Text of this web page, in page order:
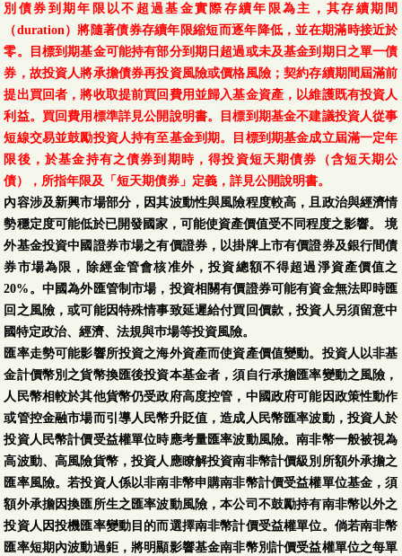
別債券到期年限以不超過基金實際存續年限為主，其存續期間
（duration）將隨著債券存續年限縮短而逐年降低，並在期滿時接近於
零。目標到期基金可能持有部分到期日超過或未及基金到期日之單一債
券，故投資人將承擔債券再投資風險或價格風險；契約存續期間屆滿前
提出買回者，將收取提前買回費用並歸入基金資產，以維護既有投資人
利益。買回費用標準詳見公開說明書。目標到期基金不建議投資人從事
短線交易並鼓勵投資人持有至基金到期。目標到期基金成立屆滿一定年
限後，於基金持有之債券到期時，得投資短天期債券（含短天期公
債），所指年限及「短天期債券」定義，詳見公開說明書。
內容涉及新興市場部分，因其波動性與風險程度較高，且政治與經濟情
勢穩定度可能低於已開發國家，可能使資產價值受不同程度之影響。 境
外基金投資中國證券市場之有價證券，以掛牌上市有價證券及銀行間債
券市場為限，除經金管會核准外，投資總額不得超過淨資產價值之
20%。中國為外匯管制市場，投資相關有價證券可能有資金無法即時匯
回之風險，或可能因特殊情事致延遲給付買回價款，投資人另須留意中
國特定政治、經濟、法規與巿場等投資風險。
匯率走勢可能影響所投資之海外資產而使資產價值變動。投資人以非基
金計價幣別之貨幣換匯後投資本基金者，須自行承擔匯率變動之風險，
人民幣相較於其他貨幣仍受政府高度控管，中國政府可能因政策性動作
或管控金融市場而引導人民幣升貶值，造成人民幣匯率波動，投資人於
投資人民幣計價受益權單位時應考量匯率波動風險。南非幣一般被視為
高波動、高風險貨幣，投資人應瞭解投資南非幣計價級別所額外承擔之
匯率風險。若投資人係以非南非幣申購南非幣計價受益權單位基金，須
額外承擔因換匯所生之匯率波動風險，本公司不鼓勵持有南非幣以外之
投資人因投機匯率變動目的而選擇南非幣計價受益權單位。倘若南非幣
匯率短期內波動過鉅，將明顯影響基金南非幣別計價受益權單位之每單